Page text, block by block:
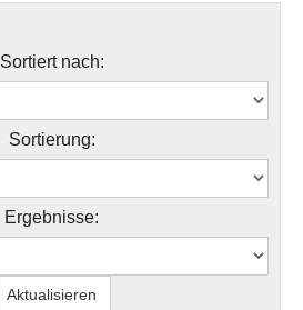
Sortiert nach:
Sortierung:
Ergebnisse: